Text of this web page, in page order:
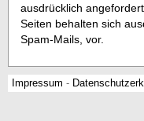
ausdrücklich
Seiten behalten sich
Spam-Mails, vor.
Impressum -